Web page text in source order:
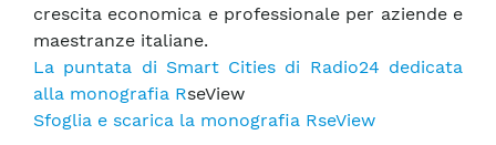
crescita economica e professionale per aziende e
maestranze italiane.
La puntata di Smart Cities di Radio24 dedicata
alla monografia RseView
Sfoglia e scarica la monografia RseView